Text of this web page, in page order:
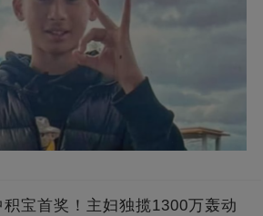
宝首奖！主妇独揽1300万轰动